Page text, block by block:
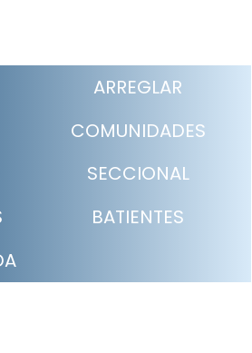
ARREGLAR
COMUNIDADES
SECCIONAL
BATIENTES